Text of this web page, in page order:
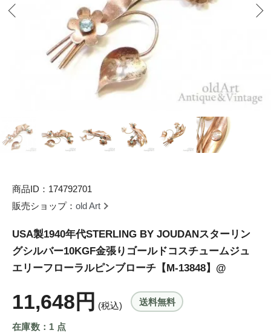
商品ID：174792701
販売ショップ： old Art
USA製1940年代STERLING BY JOUDANスターリン
グシルバー10KGF金張りゴールドコスチュームジュ
エリーフローラルピンブローチ【M-13848】@
11,648円 (税込) 送料無料
在庫数：1 点